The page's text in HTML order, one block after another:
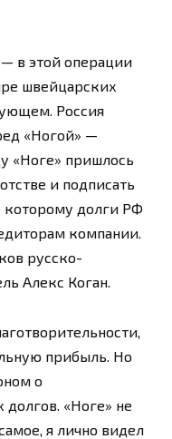
в этой операции
швейцарских
Россия
«Ногой» —
«Ноге» пришлось
и подписать
которому долги РФ
компании.
русско-
Алекс Коган.
прибыль. Но
о
«Ноге» не
я лично видел